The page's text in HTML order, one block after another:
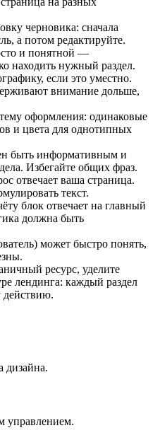
черновика: сначала
а потом редактируйте.
и понятной —
находить нужный раздел.
если это уместно.
внимание дольше,
оформления: одинаковые
и цвета для однотипных
быть информативным и
Избегайте общих фраз.
отвечает ваша страница.
текст.
блок отвечает на главный
должна быть
может быстро понять,
ресурс, уделите
лендинга: каждый раздел
действию.
дизайна.
управлением.